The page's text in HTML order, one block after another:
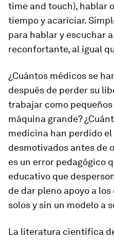
time and touch), hablar
tiempo y acariciar.
para hablar y escuchar
reconfortante, al igual
¿Cuántos médicos se
después de perder su
trabajar como
máquina grande?
medicina han perdido
desmotivados antes de
es un error pedagógico
educativo que
de dar pleno apoyo a
solos y sin un modelo a
La literatura científica